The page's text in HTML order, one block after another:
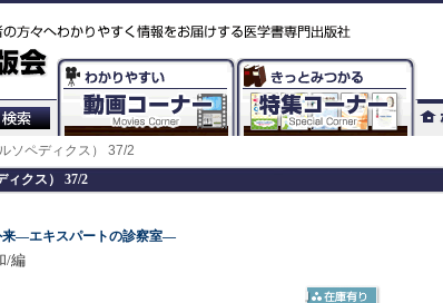
ソペディクス） 37/2
ィクス） 37/2
来―エキスパートの診察室―
/編